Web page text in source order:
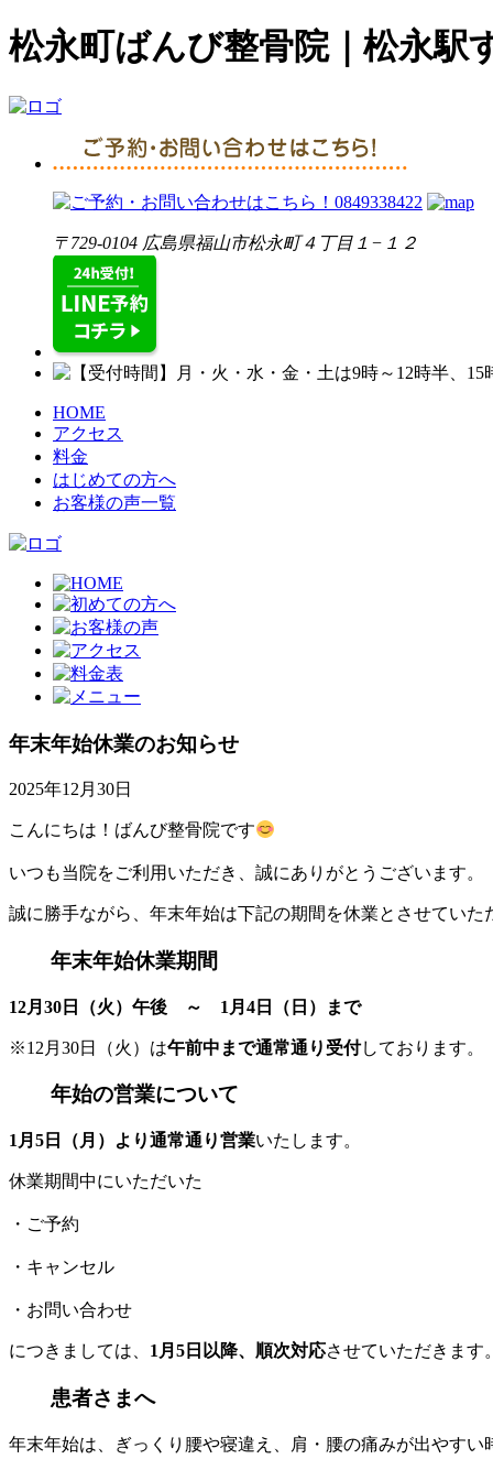
松永町ばんび整骨院｜松永駅
〒729-0104 広島県福山市松永町４丁目１−１２
HOME
アクセス
料金
はじめての方へ
お客様の声一覧
年末年始休業のお知らせ
2025年12月30日
こんにちは！ばんび整骨院です
いつも当院をご利用いただき、誠にありがとうございます。
誠に勝手ながら、年末年始は下記の期間を休業とさせていた
年末年始休業期間
12月30日（火）午後 ～ 1月4日（日）まで
※12月30日（火）は午前中まで通常通り受付しております。
年始の営業について
1月5日（月）より通常通り営業いたします。
休業期間中にいただいた
・ご予約
・キャンセル
・お問い合わせ
につきましては、 1月5日以降、順次対応させていただきます。
患者さまへ
年末年始は、ぎっくり腰や寝違え、肩・腰の痛みが出やすい